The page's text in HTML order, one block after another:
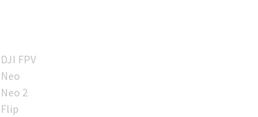
DJI FPV
Neo
Neo 2
Flip